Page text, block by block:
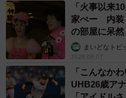
「火事以来
家ぺー 内装
の部屋に呆然
まいどなトピ
2026.08.07
「こんなか
UHB26歳ア